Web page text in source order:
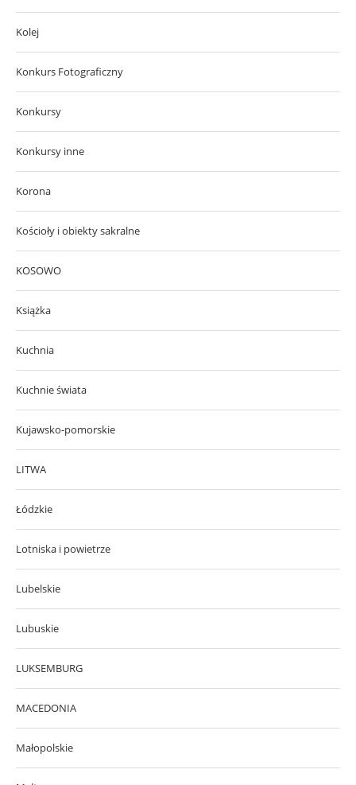
Kolej
Konkurs Fotograficzny
Konkursy
Konkursy inne
Korona
Kościoły i obiekty sakralne
KOSOWO
Książka
Kuchnia
Kuchnie świata
Kujawsko-pomorskie
LITWA
Łódzkie
Lotniska i powietrze
Lubelskie
Lubuskie
LUKSEMBURG
MACEDONIA
Małopolskie